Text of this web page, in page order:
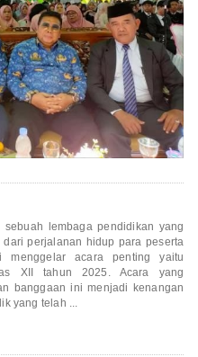
sebuah lembaga pendidikan yang
perjalanan hidup para peserta
acara penting yaitu
XII tahun 2025. Acara yang
banggaan ini menjadi kenangan
yang telah ...